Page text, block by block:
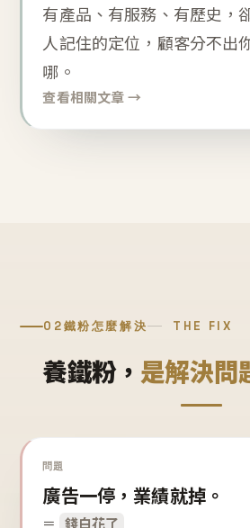
有產品、有服務、有歷史，
人記住的定位，顧客分不出
哪。
查看相關文章 →
02鐵粉怎麼解決 THE FIX
養鐵粉， 是解決問
問題
廣告一停，業績就掉。
＝ 錢白花了